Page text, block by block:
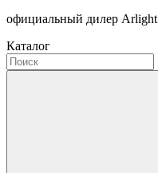
официальный дилер Arlight
Каталог